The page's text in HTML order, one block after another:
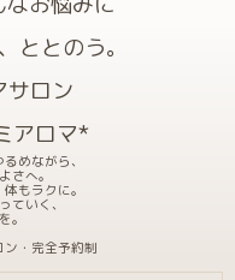
ととのう。
サロン
アロマ*
めながら、
さへ。
もラクに。
ていく、
。
・完全予約制